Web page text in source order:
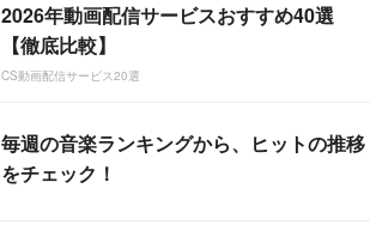
2026年動画配信サービスおすすめ40選
【徹底比較】
CS動画配信サービス20選
毎週の音楽ランキングから、ヒットの推移
をチェック！